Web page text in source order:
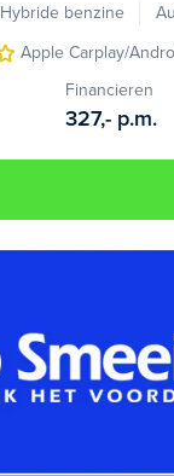
Hybride benzine
Apple Carplay/
Financieren
327,- p.m.